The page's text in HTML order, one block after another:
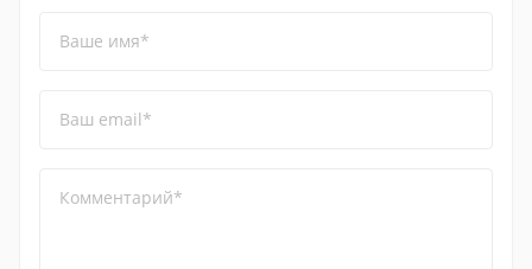
Ваше имя*
Ваш email*
Комментарий*